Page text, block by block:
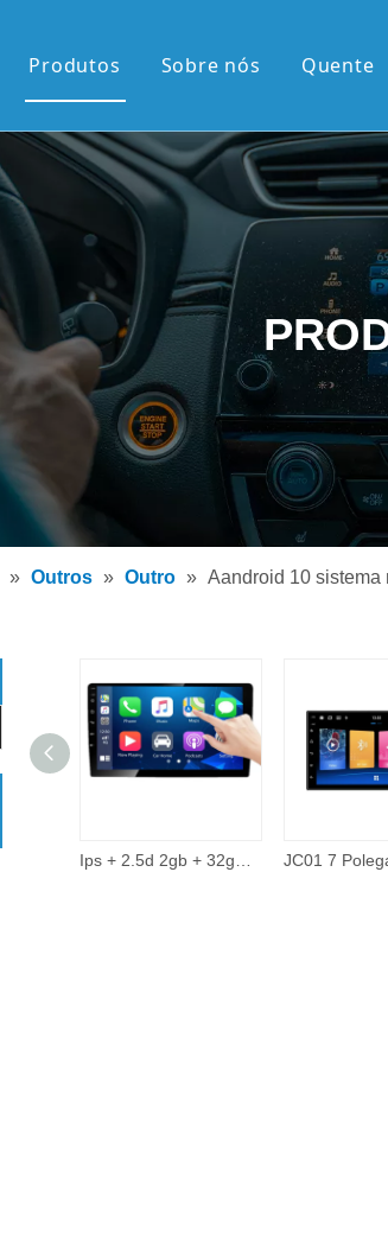
Produtos
13.1'Série OEM
12.3'Série OEM
Tela de 10,36'2K
Tela vertical de 9,7'
7'painel retrátil Android
9'/10'android
Novas chegadas
Leitor de MP3 para carro
Sobre nós Quente
» Outros » Outro » Aandroid 10 sistema